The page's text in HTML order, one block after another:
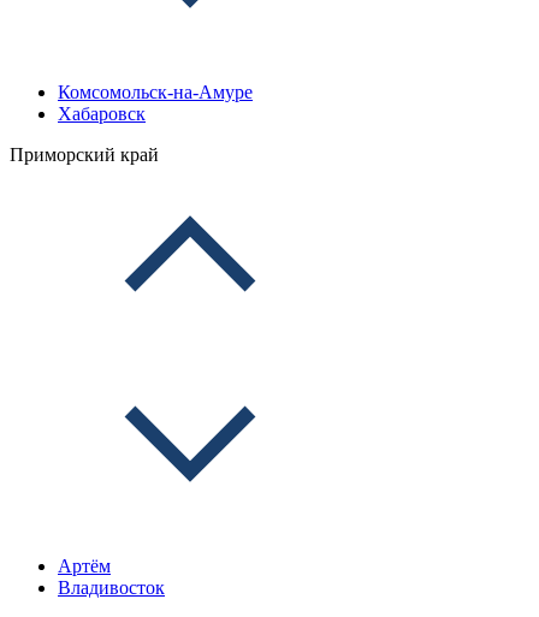
Комсомольск-на-Амуре
Хабаровск
Приморский край
Артём
Владивосток